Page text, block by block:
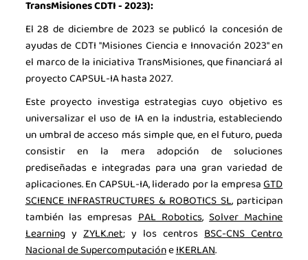
TransMisiones CDTI - 2023):
El 28 de diciembre de 2023 se publicó la concesión de
ayudas de CDTI "Misiones Ciencia e Innovación 2023" en
el marco de la iniciativa TransMisiones, que financiará al
proyecto CAPSUL-IA hasta 2027.
Este proyecto investiga estrategias cuyo objetivo es
universalizar el uso de IA en la industria, estableciendo
un umbral de acceso más simple que, en el futuro, pueda
consistir en la mera adopción de soluciones
prediseñadas e integradas para una gran variedad de
aplicaciones. En CAPSUL-IA, liderado por la empresaGTD
SCIENCE INFRASTRUCTURES & ROBOTICS SL, participan
también las empresasPAL Robotics,Solver Machine
LearningyZYLK.net; y los centrosBSC-CNS Centro
Nacional de SupercomputacióneIKERLAN.